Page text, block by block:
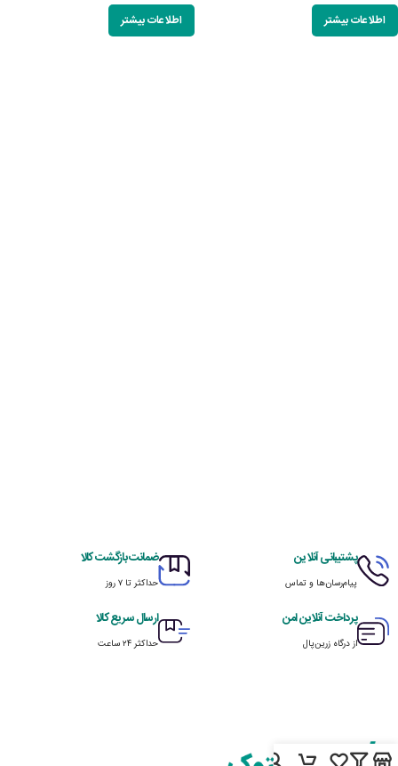
اطلاعات بیشتر
اطلاعات بیشتر
پشتیبانی آنلاین
پیام‌رسان‌ها و تماس
ضمانت بازگشت کالا
حداکثر تا ۷ روز
پرداخت آنلاین امن
از درگاه زرین‌پال
ارسال سریع کالا
حداکثر ۲۴ ساعت